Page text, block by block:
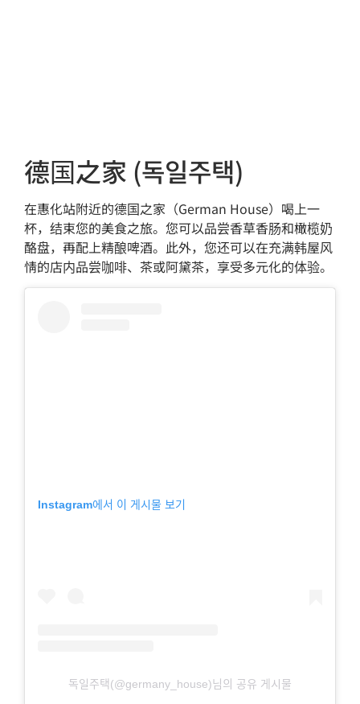
德国之家 (독일주택)
在惠化站附近的德国之家（German House）喝上一
杯，结束您的美食之旅。您可以品尝香草香肠和橄榄奶
酪盘，再配上精酿啤酒。此外，您还可以在充满韩屋风
情的店内品尝咖啡、茶或阿黛茶，享受多元化的体验。
Instagram에서 이 게시물 보기
독일주택(@germany_house)님의 공유 게시물